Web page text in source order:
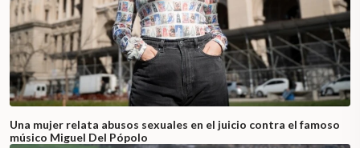
Una mujer relata abusos sexuales en el juicio contra el famoso
músico Miguel Del Pópolo